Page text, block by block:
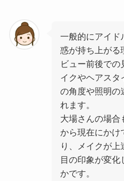
一般的にアイド
惑が持ち上がる
ビュー前後での
イクやヘアスタ
の角度や照明の
れます。
大場さんの場合
から現在にかけ
り、メイクが上
目の印象が変化
かです。